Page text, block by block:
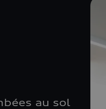
au sol